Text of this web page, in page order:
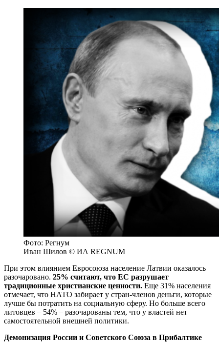
Фото: Регнум
Иван Шилов © ИА REGNUM
При этом влиянием Евросоюза население Латвии оказалось
разочаровано. 25% считают, что ЕС разрушает
традиционные христианские ценности. Еще 31% населения
отмечает, что НАТО забирает у стран-членов деньги, которые
лучше бы потратить на социальную сферу. Но больше всего
литовцев – 54% – разочарованы тем, что у властей нет
самостоятельной внешней политики.
Демонизация России и Советского Союза в Прибалтике